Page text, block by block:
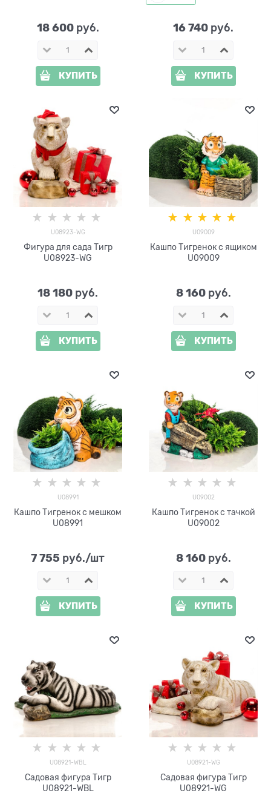
18 600 руб.
КУПИТЬ
16 740 руб.
КУПИТЬ
U08923-WG
Фигура для сада Тигр
U08923-WG
18 180 руб.
КУПИТЬ
U09009
Кашпо Тигренок с ящиком
U09009
8 160 руб.
КУПИТЬ
U08991
Кашпо Тигренок с мешком
U08991
7 755 руб./шт
КУПИТЬ
U09002
Кашпо Тигренок с тачкой
U09002
8 160 руб.
КУПИТЬ
U08921-WBL
Садовая фигура Тигр
U08921-WBL
U08921-WG
Садовая фигура Тигр
U08921-WG